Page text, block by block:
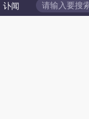
讣闻